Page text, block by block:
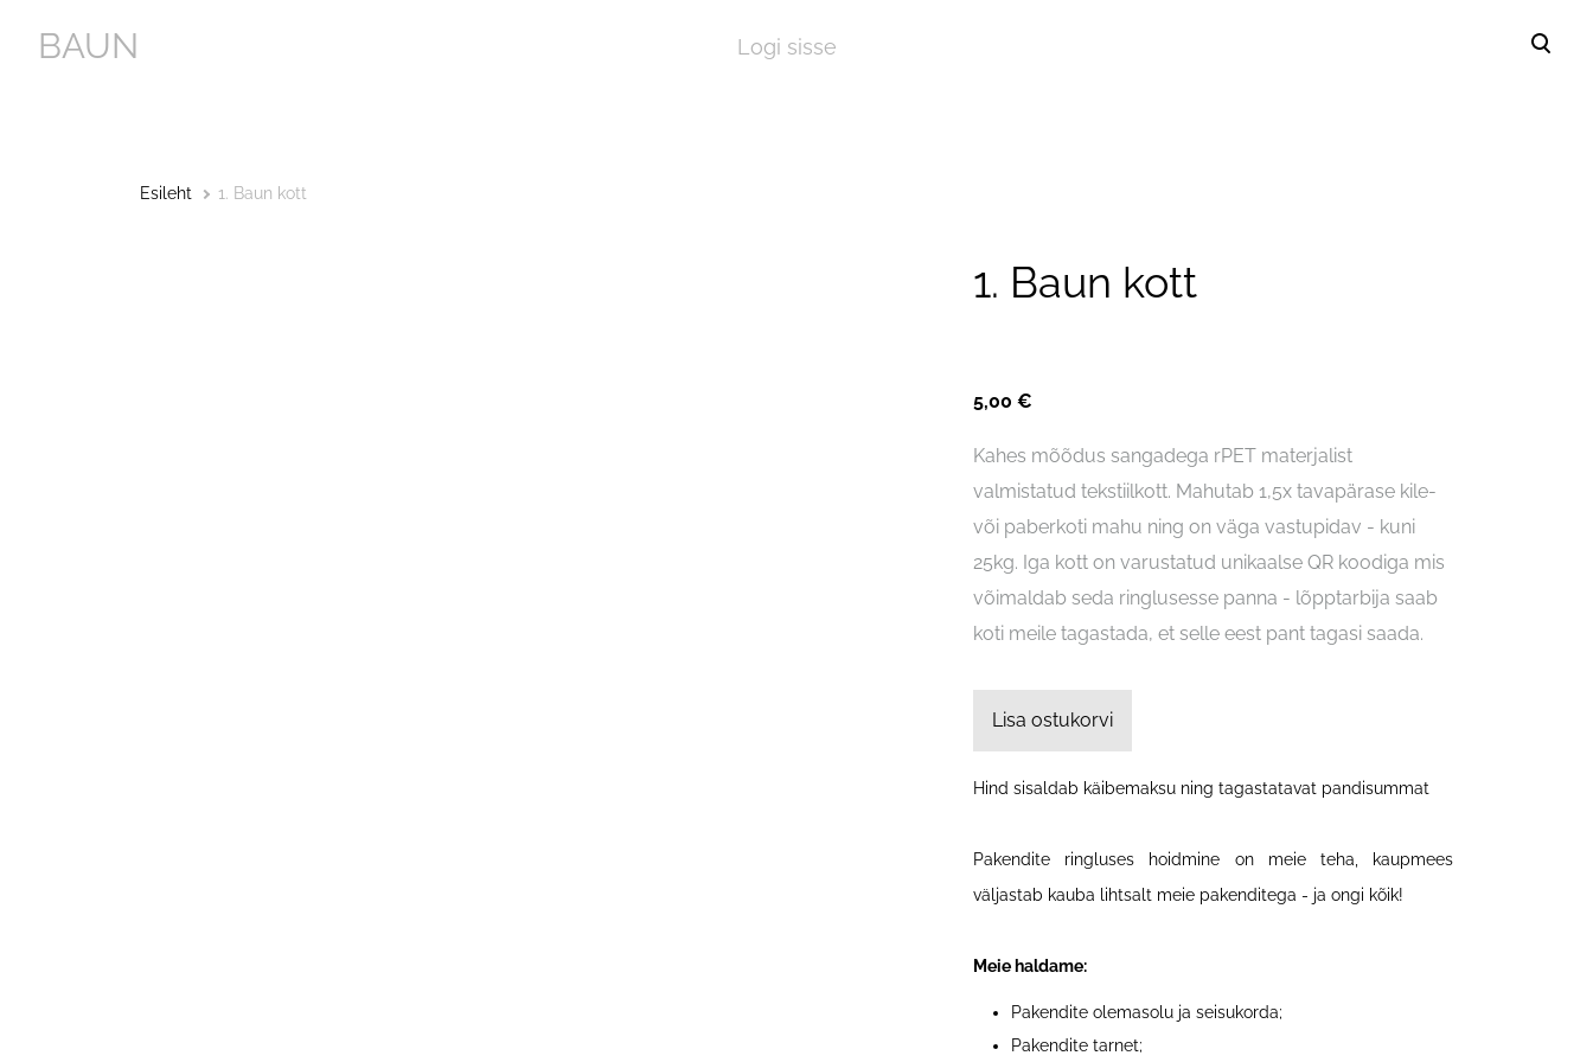
BAUN Logi sisse
Esileht 1. Baun kott
1. Baun kott
5,00 €
Kahes mõõdus sangadega rPET materjalist
valmistatud tekstiilkott. Mahutab 1,5x tavapärase kile-
või paberkoti mahu ning on väga vastupidav - kuni
25kg. Iga kott on varustatud unikaalse QR koodiga mis
võimaldab seda ringlusesse panna - lõpptarbija saab
koti meile tagastada, et selle eest pant tagasi saada.
Lisa ostukorvi
Hind sisaldab käibemaksu ning tagastatavat pandisummat
Pakendite ringluses hoidmine on meie teha, kaupmees
väljastab kauba lihtsalt meie pakenditega - ja ongi kõik!
Meie haldame:
Pakendite olemasolu ja seisukorda;
Pakendite tarnet;